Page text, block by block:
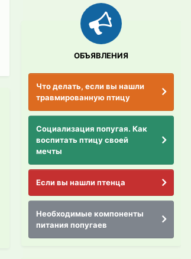
ОБЪЯВЛЕНИЯ
Что делать, если вы нашли
травмированную птицу
Социализация попугая. Как
воспитать птицу своей
мечты
Если вы нашли птенца
Необходимые компоненты
питания попугаев